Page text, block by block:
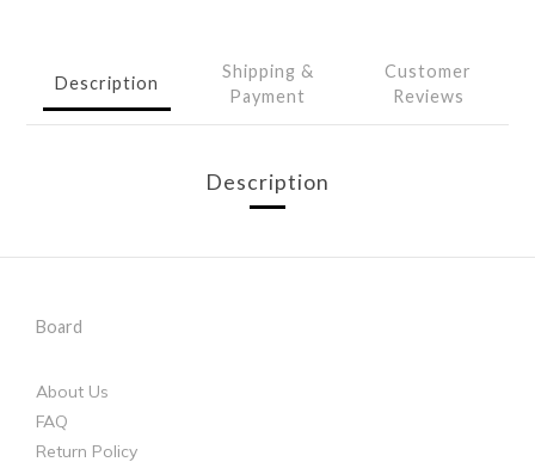
Description
Shipping &
Payment
Customer
Reviews
Description
Board
About Us
FAQ
Return Policy